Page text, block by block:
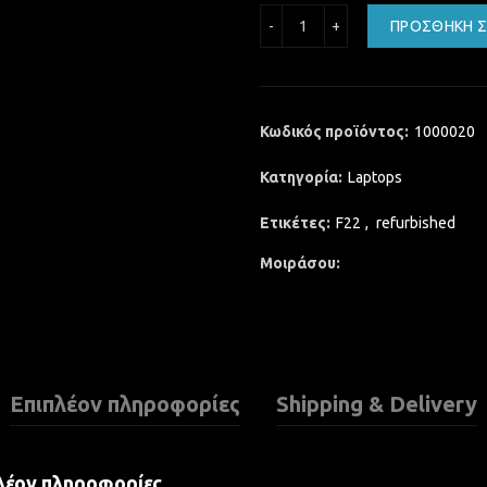
ΠΡΟΣΘΉΚΗ
Κωδικός προϊόντος: 1000020
Κατηγορία: Laptops
Ετικέτες: F22 , refurbished
Μοιράσου
Επιπλέον πληροφορίες Shipping & Delivery
πληροφορίες